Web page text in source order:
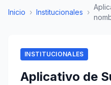
Inicio › Institucionales ›
INSTITUCIONALES
Aplicativo de